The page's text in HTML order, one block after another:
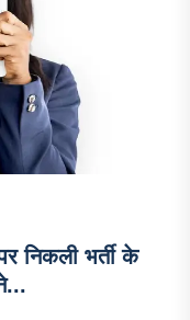
निकली भर्ती के